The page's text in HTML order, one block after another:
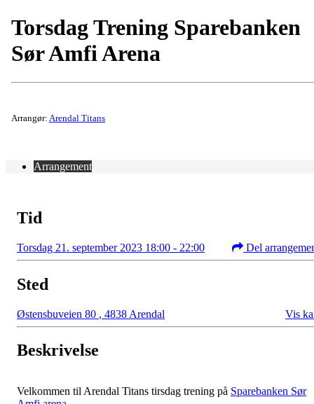
Torsdag Trening Sparebanken
Sør Amfi Arena
Arrangør: Arendal Titans
Arrangement
Tid
Torsdag 21. september 2023 18:00 - 22:00 Del
Sted
Østensbuveien 80 , 4838 Arendal Vis
Beskrivelse
Velkommen til Arendal Titans tirsdag trening på Sparebanken Sør